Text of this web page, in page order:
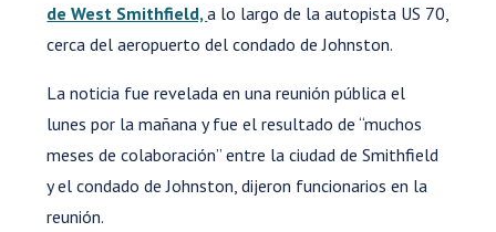
de West Smithfield,a lo largo de la autopista US 70,
cerca del aeropuerto del condado de Johnston.
La noticia fue revelada en una reunión pública el
lunes por la mañana y fue el resultado de “muchos
meses de colaboración” entre la ciudad de Smithfield
y el condado de Johnston, dijeron funcionarios en la
reunión.